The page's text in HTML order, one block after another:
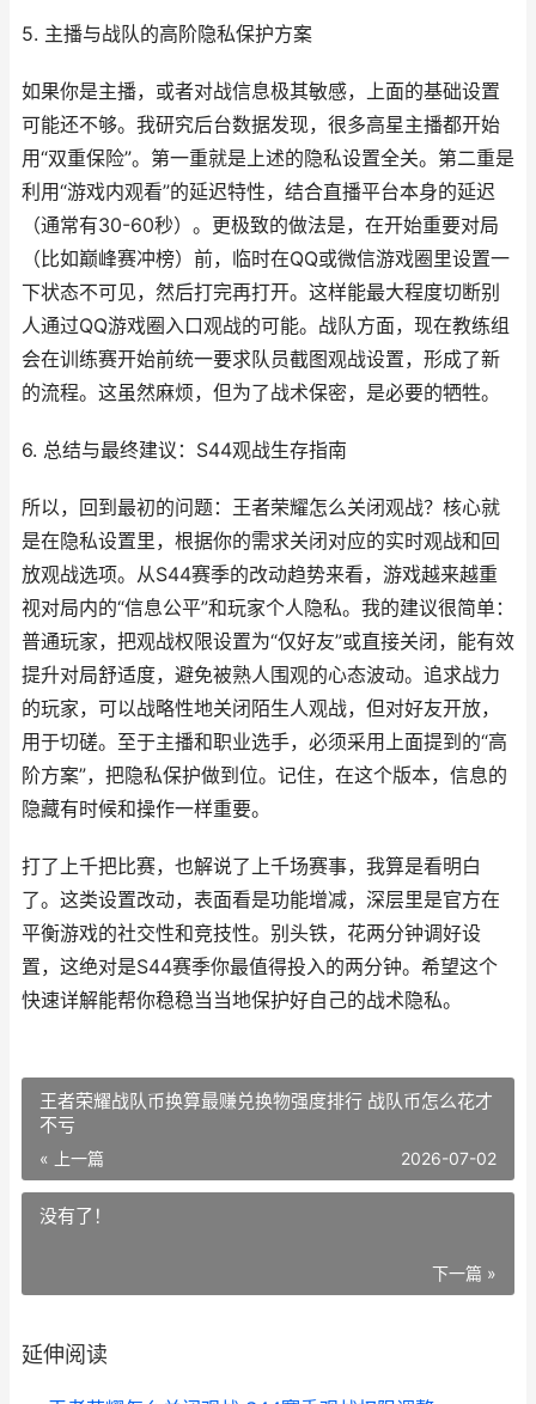
5. 主播与战队的高阶隐私保护方案
如果你是主播，或者对战信息极其敏感，上面的基础设置
可能还不够。我研究后台数据发现，很多高星主播都开始
用“双重保险”。第一重就是上述的隐私设置全关。第二重是
利用“游戏内观看”的延迟特性，结合直播平台本身的延迟
（通常有30-60秒）。更极致的做法是，在开始重要对局
（比如巅峰赛冲榜）前，临时在QQ或微信游戏圈里设置一
下状态不可见，然后打完再打开。这样能最大程度切断别
人通过QQ游戏圈入口观战的可能。战队方面，现在教练组
会在训练赛开始前统一要求队员截图观战设置，形成了新
的流程。这虽然麻烦，但为了战术保密，是必要的牺牲。
6. 总结与最终建议：S44观战生存指南
所以，回到最初的问题：王者荣耀怎么关闭观战？核心就
是在隐私设置里，根据你的需求关闭对应的实时观战和回
放观战选项。从S44赛季的改动趋势来看，游戏越来越重
视对局内的“信息公平”和玩家个人隐私。我的建议很简单：
普通玩家，把观战权限设置为“仅好友”或直接关闭，能有效
提升对局舒适度，避免被熟人围观的心态波动。追求战力
的玩家，可以战略性地关闭陌生人观战，但对好友开放，
用于切磋。至于主播和职业选手，必须采用上面提到的“高
阶方案”，把隐私保护做到位。记住，在这个版本，信息的
隐藏有时候和操作一样重要。
打了上千把比赛，也解说了上千场赛事，我算是看明白
了。这类设置改动，表面看是功能增减，深层里是官方在
平衡游戏的社交性和竞技性。别头铁，花两分钟调好设
置，这绝对是S44赛季你最值得投入的两分钟。希望这个
快速详解能帮你稳稳当当地保护好自己的战术隐私。
王者荣耀战队币换算最赚兑换物强度排行 战队币怎么花才
不亏
« 上一篇 2026-07-02
没有了！
下一篇 »
延伸阅读